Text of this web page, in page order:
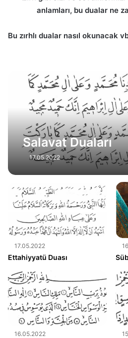
anlamları, bu dualar ne
Bu zırhlı dualar nasıl okunacak
Salavat Duaları
17.05.2022
17.05.2022
Ettahiyyatü Duası
16.05.2022